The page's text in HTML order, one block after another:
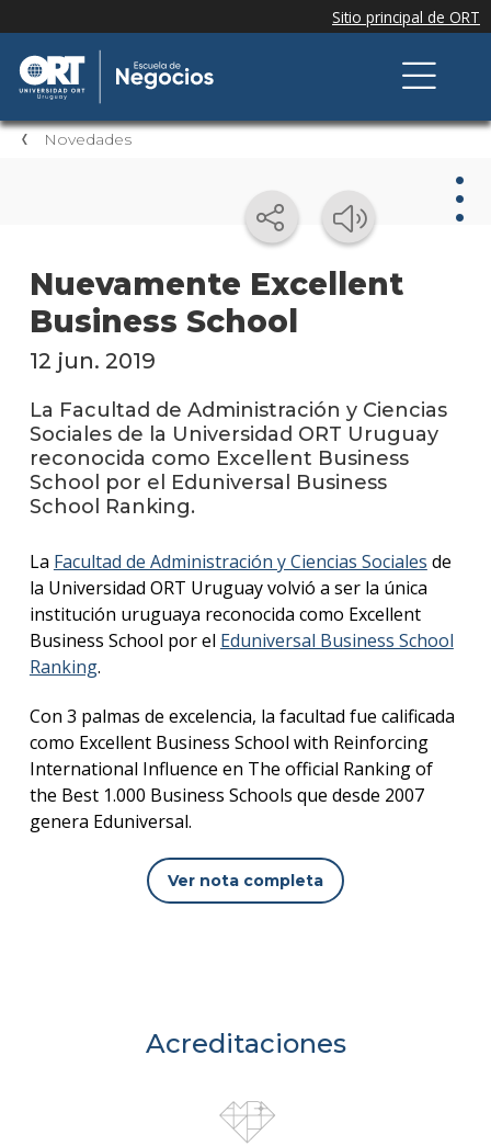
Novedades
Nuevamente Excellent
Business School
12 jun. 2019
La Facultad de Administración y Ciencias
Sociales de la Universidad ORT Uruguay
reconocida como Excellent Business
School por el Eduniversal Business
School Ranking.
La Facultad de Administración y Ciencias Sociales de
la Universidad ORT Uruguay volvió a ser la única
institución uruguaya reconocida como Excellent
Business School por el Eduniversal Business School
Ranking.
Con 3 palmas de excelencia, la facultad fue calificada
como Excellent Business School with Reinforcing
International Influence en The official Ranking of
the Best 1.000 Business Schools que desde 2007
genera Eduniversal.
Ver nota completa
Acreditaciones